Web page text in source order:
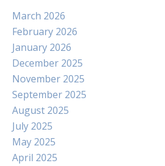
March 2026
February 2026
January 2026
December 2025
November 2025
September 2025
August 2025
July 2025
May 2025
April 2025